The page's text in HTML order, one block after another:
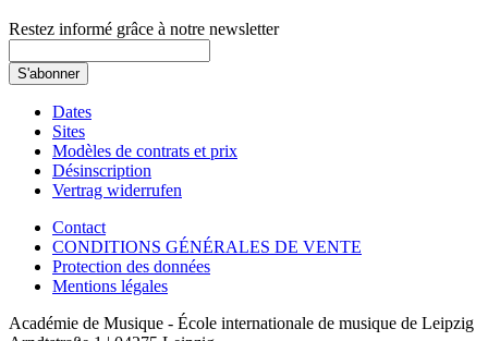
Restez informé grâce à notre newsletter
Dates
Sites
Modèles de contrats et prix
Désinscription
Vertrag widerrufen
Contact
CONDITIONS GÉNÉRALES DE VENTE
Protection des données
Mentions légales
Académie de Musique - École internationale de musique de Leipzig